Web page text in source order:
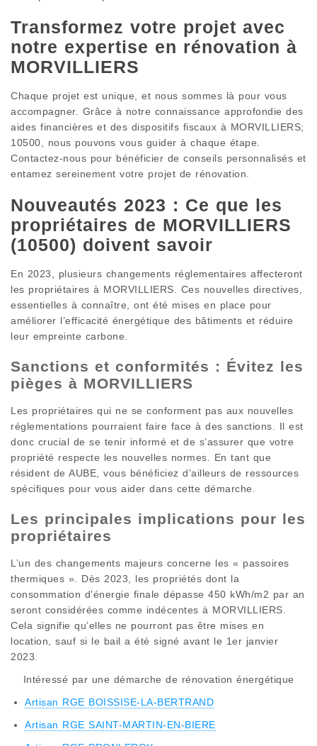
Transformez votre projet avec
notre expertise en rénovation à
MORVILLIERS
Chaque projet est unique, et nous sommes là pour vous
accompagner. Grâce à notre connaissance approfondie des
aides financières et des dispositifs fiscaux à MORVILLIERS;
10500, nous pouvons vous guider à chaque étape.
Contactez-nous pour bénéficier de conseils personnalisés et
entamez sereinement votre projet de rénovation.
Nouveautés 2023 : Ce que les
propriétaires de MORVILLIERS
(10500) doivent savoir
En 2023, plusieurs changements réglementaires affecteront
les propriétaires à MORVILLIERS. Ces nouvelles directives,
essentielles à connaître, ont été mises en place pour
améliorer l’efficacité énergétique des bâtiments et réduire
leur empreinte carbone.
Sanctions et conformités : Évitez les
pièges à MORVILLIERS
Les propriétaires qui ne se conforment pas aux nouvelles
réglementations pourraient faire face à des sanctions. Il est
donc crucial de se tenir informé et de s’assurer que votre
propriété respecte les nouvelles normes. En tant que
résident de AUBE, vous bénéficiez d’ailleurs de ressources
spécifiques pour vous aider dans cette démarche.
Les principales implications pour les
propriétaires
L’un des changements majeurs concerne les « passoires
thermiques ». Dès 2023, les propriétés dont la
consommation d’énergie finale dépasse 450 kWh/m2 par an
seront considérées comme indécentes à MORVILLIERS.
Cela signifie qu’elles ne pourront pas être mises en
location, sauf si le bail a été signé avant le 1er janvier
2023.
Intéressé par une démarche de rénovation énergétique
Artisan RGE BOISSISE-LA-BERTRAND
Artisan RGE SAINT-MARTIN-EN-BIERE